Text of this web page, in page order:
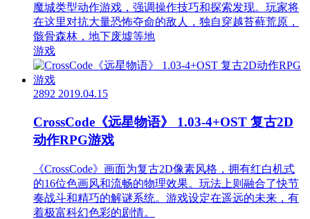
魔城类型动作游戏，强调操作技巧和探索发现。玩家将
在这里对抗大量恐怖夺命的敌人，独自穿越苔藓荒原，
骸骨森林，地下废墟等地
游戏
2892 2019.04.15
CrossCode《远星物语》 1.03-4+OST 复古2D
动作RPG游戏
《CrossCode》画面为复古2D像素风格，拥有红白机式
的16位色画风和流畅的物理效果。玩法上则融合了快节
奏战斗和精巧的解谜系统。游戏设定在遥远的未来，有
着极富科幻色彩的剧情。